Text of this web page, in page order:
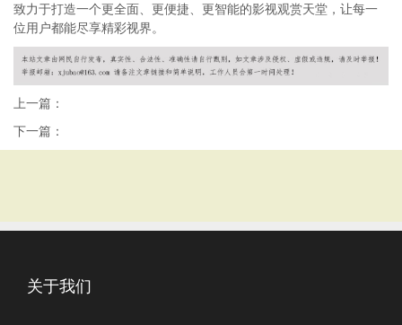
致力于打造一个更全面、更便捷、更智能的影视观赏天堂，让每一
位用户都能尽享精彩视界。
上一篇：
下一篇：
关于我们